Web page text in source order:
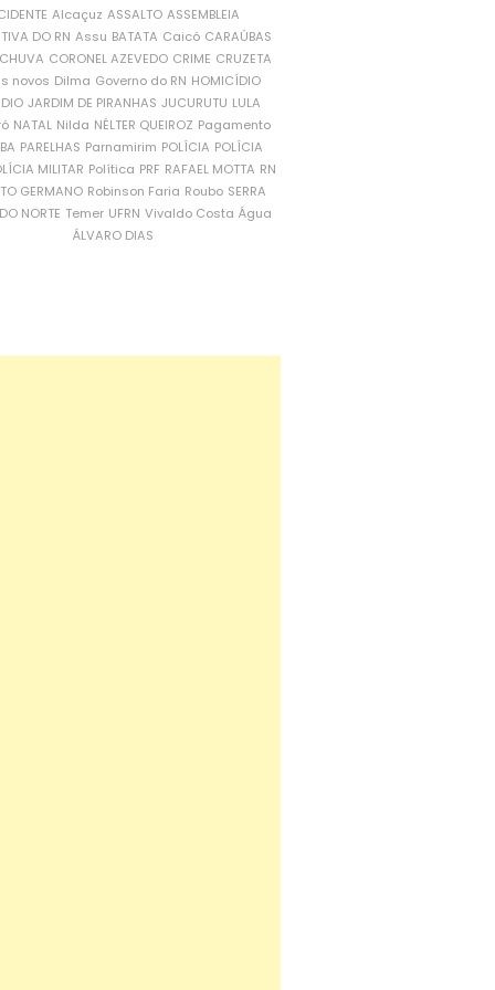
Alcaçuz ASSALTO ASSEMBLEIA
DO RN Assu BATATA Caicó CARAÚBAS
CORONEL AZEVEDO CRIME CRUZETA
novos Dilma Governo do RN HOMICÍDIO
JARDIM DE PIRANHAS JUCURUTU LULA
NATAL Nilda NÉLTER QUEIROZ Pagamento
PARELHAS Parnamirim POLÍCIA POLÍCIA
MILITAR Política PRF RAFAEL MOTTA RN
GERMANO Robinson Faria Roubo SERRA
NORTE Temer UFRN Vivaldo Costa Água
ÁLVARO DIAS